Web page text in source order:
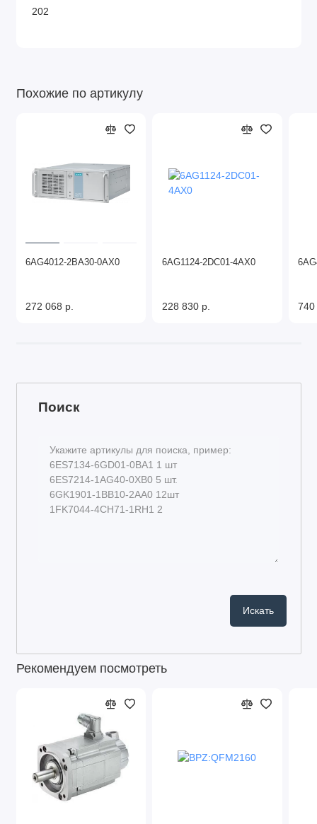
202
Похожие по артикулу
6AG4012-2BA30-0AX0
272 068 р.
6AG1124-2DC01-4AX0
228 830 р. 740
Поиск
Рекомендуем посмотреть